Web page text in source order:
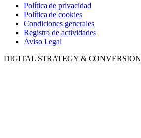
Política de privacidad
Política de cookies
Condiciones generales
Registro de actividades
Aviso Legal
DIGITAL STRATEGY & CONVERSION